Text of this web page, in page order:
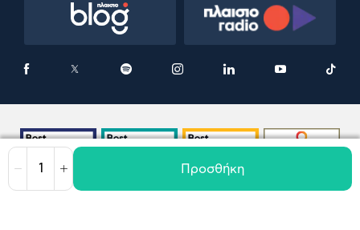
Μείωση Αύξηση Προσθήκη